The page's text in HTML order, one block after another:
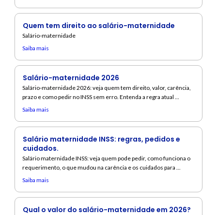
Quem tem direito ao salário-maternidade
Salário-maternidade
Saiba mais
Salário-maternidade 2026
Salário-maternidade 2026: veja quem tem direito, valor, carência,
prazo e como pedir no INSS sem erro. Entenda a regra atual ...
Saiba mais
Salário maternidade INSS: regras, pedidos e
cuidados.
Salário maternidade INSS: veja quem pode pedir, como funciona o
requerimento, o que mudou na carência e os cuidados para ...
Saiba mais
Qual o valor do salário-maternidade em 2026?